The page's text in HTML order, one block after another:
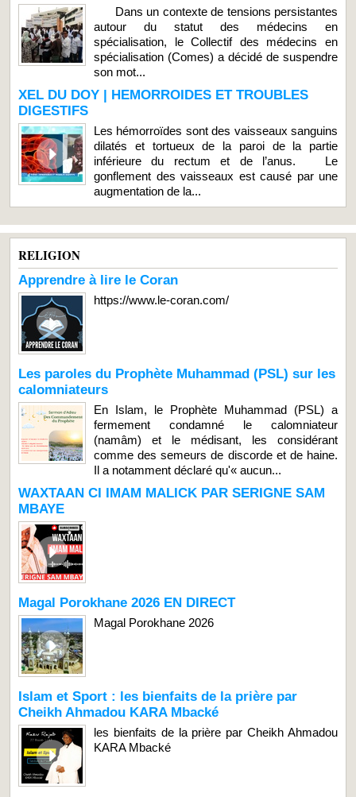
Dans un contexte de tensions persistantes
autour du statut des médecins en
spécialisation, le Collectif des médecins en
spécialisation (Comes) a décidé de suspendre
son mot...
XEL DU DOY | HEMORROIDES ET TROUBLES
DIGESTIFS
Les hémorroïdes sont des vaisseaux sanguins
dilatés et tortueux de la paroi de la partie
inférieure du rectum et de l’anus. Le
gonflement des vaisseaux est causé par une
augmentation de la...
RELIGION
Apprendre à lire le Coran
https://www.le-coran.com/
Les paroles du Prophète Muhammad (PSL) sur les
calomniateurs
En Islam, le Prophète Muhammad (PSL) a
fermement condamné le calomniateur
(namâm) et le médisant, les considérant
comme des semeurs de discorde et de haine.
Il a notamment déclaré qu'« aucun...
WAXTAAN CI IMAM MALICK PAR SERIGNE SAM
MBAYE
Magal Porokhane 2026 EN DIRECT
Magal Porokhane 2026
Islam et Sport : les bienfaits de la prière par
Cheikh Ahmadou KARA Mbacké
les bienfaits de la prière par Cheikh Ahmadou
KARA Mbacké